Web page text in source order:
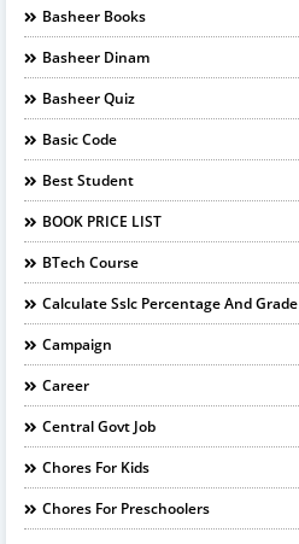
Basheer Books
Basheer Dinam
Basheer Quiz
Basic Code
Best Student
BOOK PRICE LIST
BTech Course
Calculate Sslc Percentage And Grade
Campaign
Career
Central Govt Job
Chores For Kids
Chores For Preschoolers